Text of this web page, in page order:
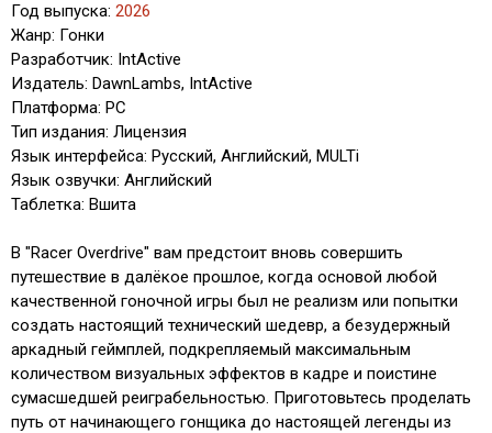
Год выпуска: 2026
Жанр: Гонки
Разработчик: IntActive
Издатель: DawnLambs, IntActive
Платформа: PC
Тип издания: Лицензия
Язык интерфейса: Русский, Английский, MULTi
Язык озвучки: Английский
Таблетка: Вшита
В "Racer Overdrive" вам предстоит вновь совершить
путешествие в далёкое прошлое, когда основой любой
качественной гоночной игры был не реализм или попытки
создать настоящий технический шедевр, а безудержный
аркадный геймплей, подкрепляемый максимальным
количеством визуальных эффектов в кадре и поистине
сумасшедшей реиграбельностью. Приготовьтесь проделать
путь от начинающего гонщика до настоящей легенды из